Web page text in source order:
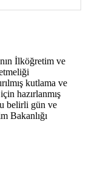
İlköğretim ve
kutlama ve
hazırlanmış
belirli gün ve
Bakanlığı